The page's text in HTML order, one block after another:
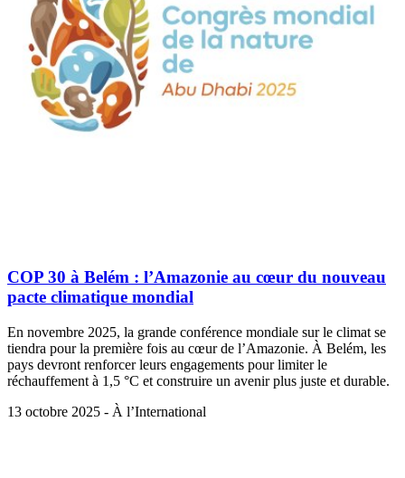
COP 30 à Belém : l’Amazonie au cœur du nouveau
pacte climatique mondial
En novembre 2025, la grande conférence mondiale sur le climat se
tiendra pour la première fois au cœur de l’Amazonie. À Belém, les
pays devront renforcer leurs engagements pour limiter le
réchauffement à 1,5 °C et construire un avenir plus juste et durable.
13 octobre 2025 - À l’International